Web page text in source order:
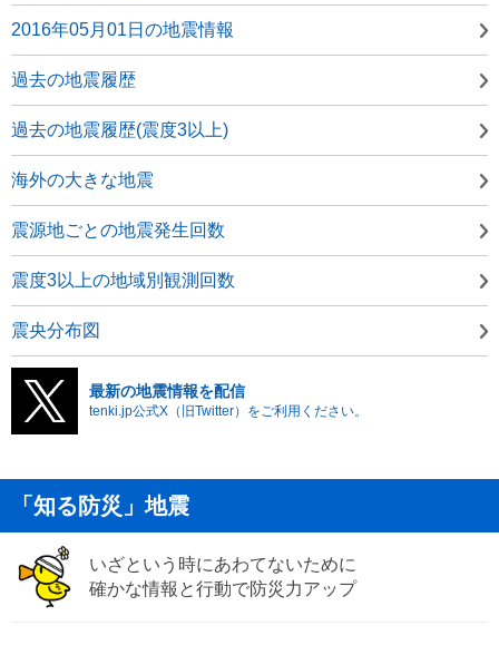
2016年05月01日の地震情報
過去の地震履歴
過去の地震履歴(震度3以上)
海外の大きな地震
震源地ごとの地震発生回数
震度3以上の地域別観測回数
震央分布図
最新の地震情報を配信
tenki.jp公式X（旧Twitter）をご利用ください。
「知る防災」地震
いざという時にあわてないために
確かな情報と行動で防災力アップ